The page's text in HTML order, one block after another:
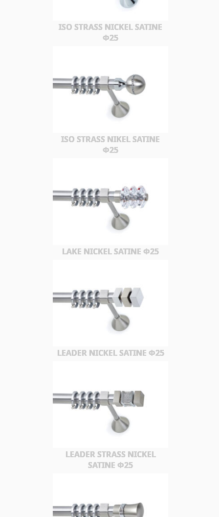
ISO STRASS NICKEL SATINE
Φ25
ISO STRASS NIKEL SATINE
Φ25
LAKE NICKEL SATINE Φ25
LEADER NICKEL SATINE Φ25
LEADER STRASS NICKEL
SATINE Φ25